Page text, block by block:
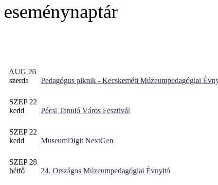
eseménynaptár
AUG 26
szerda
Pedagógus piknik - Kecskeméti Múzeumpedagógiai
SZEP 22
kedd
Pécsi Tanuló Város Fesztivál
SZEP 22
kedd
MuseumDigit NextGen
SZEP 28
hétfő
24. Országos Múzeumpedagógiai Évnyitó